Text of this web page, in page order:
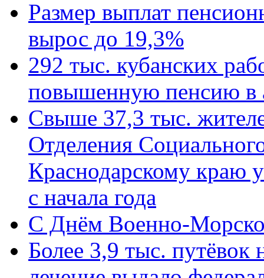
Размер выплат
вырос до 19,3%
292 тыс. кубанских
повышенную пенсию в
Свыше 37,3 тыс.
Отделения
Краснодарскому краю
с начала года
C Днём Военно-
Более 3,9 тыс. путёвок